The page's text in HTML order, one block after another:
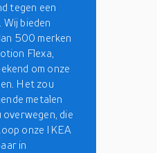
tegen een
bieden
500 merken
Flexa,
om onze
Het zou
metalen
die
onze IKEA
in